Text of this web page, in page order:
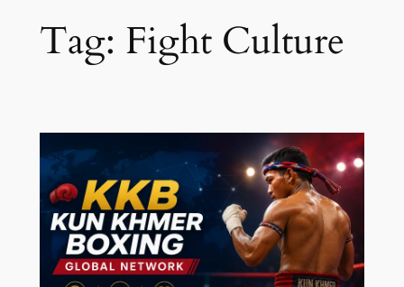
Tag: Fight Culture